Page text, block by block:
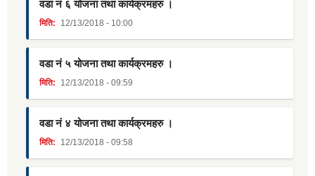
वडा नं ६ योजना तथा कार्यक्रमहरु ।
मिति: 12/13/2018 - 10:00
वडा नं ५ योजना तथा कार्यक्रमहरु ।
मिति: 12/13/2018 - 09:59
वडा नं ४ योजना तथा कार्यक्रमहरु ।
मिति: 12/13/2018 - 09:58